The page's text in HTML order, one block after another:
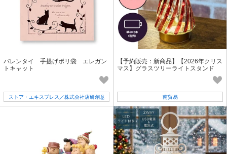
バレンタイ 手提げポリ袋 エレガン
トキャット
ストア・エキスプレス／株式会社店研創意
【予約販売：新商品】【2026年クリス
マス】グラスツリーライトスタンド
南貿易